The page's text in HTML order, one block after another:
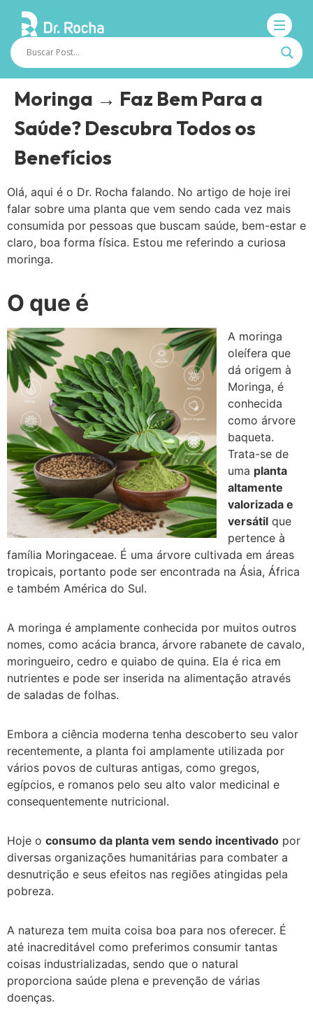
Moringa → Faz Bem Para a
Saúde? Descubra Todos os
Benefícios
Olá, aqui é o Dr. Rocha falando. No artigo de hoje irei
falar sobre uma planta que vem sendo cada vez mais
consumida por pessoas que buscam saúde, bem-estar e
claro, boa forma física. Estou me referindo a curiosa
moringa.
O que é
A moringa
oleífera que
dá origem à
Moringa, é
conhecida
como árvore
baqueta.
Trata-se de
uma planta
altamente
valorizada e
versátil que
pertence à
família Moringaceae. É uma árvore cultivada em áreas
tropicais, portanto pode ser encontrada na Ásia, África
e também América do Sul.
A moringa é amplamente conhecida por muitos outros
nomes, como acácia branca, árvore rabanete de cavalo,
moringueiro, cedro e quiabo de quina. Ela é rica em
nutrientes e pode ser inserida na alimentação através
de saladas de folhas.
Embora a ciência moderna tenha descoberto seu valor
recentemente, a planta foi amplamente utilizada por
vários povos de culturas antigas, como gregos,
egípcios, e romanos pelo seu alto valor medicinal e
consequentemente nutricional.
Hoje o consumo da planta vem sendo incentivado por
diversas organizações humanitárias para combater a
desnutrição e seus efeitos nas regiões atingidas pela
pobreza.
A natureza tem muita coisa boa para nos oferecer. É
até inacreditável como preferimos consumir tantas
coisas industrializadas, sendo que o natural
proporciona saúde plena e prevenção de várias
doenças.